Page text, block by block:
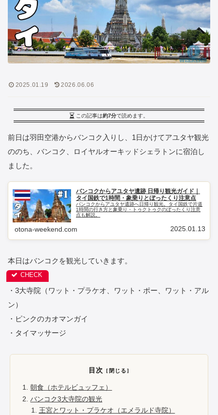
2025.01.19 2026.06.06
この記事は約7分で読めます。
前日は羽田空港からバンコク入りし、1日かけてアユタヤ観光
ののち、バンコク、ロイヤルオーキッドシェラトンに宿泊し
ました。
バンコクからアユタヤ遺跡 日帰り観光ガイド｜
タイ国鉄で1時間・象乗りとぼったくり注意点
バンコクからアユタヤ遺跡へ日帰り観光。タイ国鉄で片道
1時間の行き方と象乗り・トゥクトゥクのぼったくり注意
点も解説。
otona-weekend.com 2025.01.13
本日はバンコクを観光していきます。
・3大寺院（ワット・プラケオ、ワット・ポー、ワット・アル
ン）
・ピンクのカオマンガイ
・タイマッサージ
目次
朝食（ホテルビュッフェ）
バンコク3大寺院の観光
王宮とワット・プラケオ（エメラルド寺院）